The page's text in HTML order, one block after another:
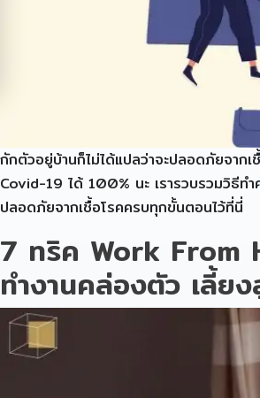
กักตัวอยู่บ้านก็ไม่ได้แปลว่าจะปลอดภัยจากเ
Covid-19 ได้ 100% นะ เรารวบรวมวิธีทำ
ปลอดภัยจากเชื้อโรคครบทุกขั้นตอนไว้ที่นี่
7 ทริค Work From
ทำงานคล่องตัว เลี้ย